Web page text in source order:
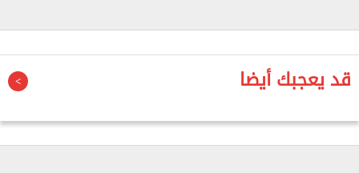
وتابع الدولي البلجيكي السابق: "أشكر كل نادٍ لعبت له،
وجميع المدربين وزملائي الذين وقفوا بجانبي، فقد
القدم".
قد يعجبك أيضا